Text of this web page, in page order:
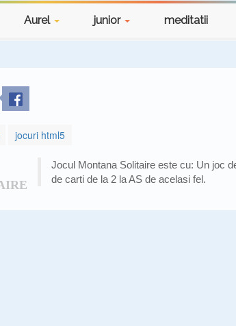
Aurel junior meditatii
jocuri html5
Jocul Montana Solitaire este cu: Un joc
de carti de la 2 la AS de acelasi fel.